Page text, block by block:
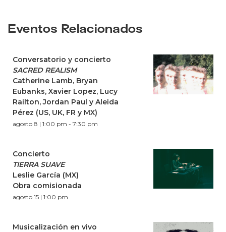
Eventos Relacionados
Conversatorio y concierto
SACRED REALISM
Catherine Lamb, Bryan
Eubanks, Xavier Lopez, Lucy
Railton, Jordan Paul y Aleida
Pérez (US, UK, FR y MX)
agosto 8 | 1:00 pm - 7:30 pm
Concierto
TIERRA SUAVE
Leslie García (MX)
Obra comisionada
agosto 15 | 1:00 pm
Musicalización en vivo